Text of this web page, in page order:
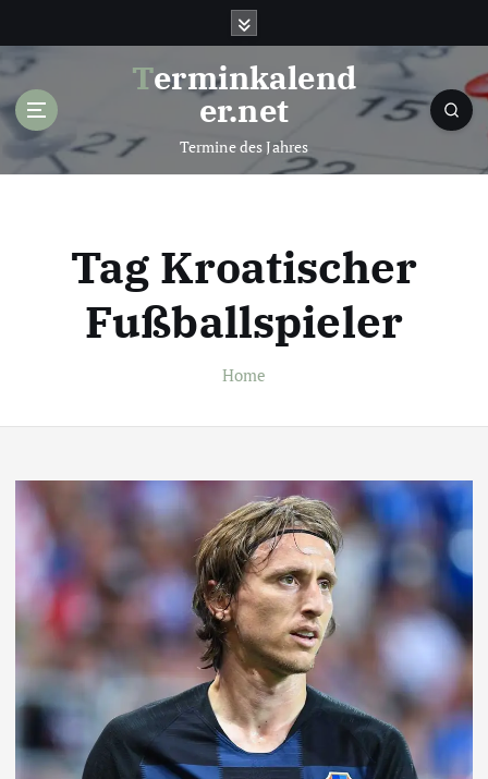
t
Terminkalend
er.net
Termine des Jahres
Tag Kroatischer
Fußballspieler
Home